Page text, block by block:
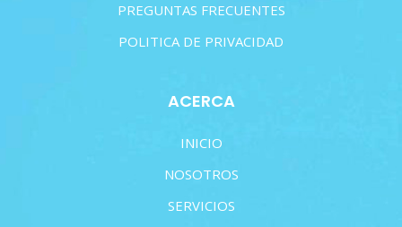
PREGUNTAS FRECUENTES
POLITICA DE PRIVACIDAD
ACERCA
INICIO
NOSOTROS
SERVICIOS